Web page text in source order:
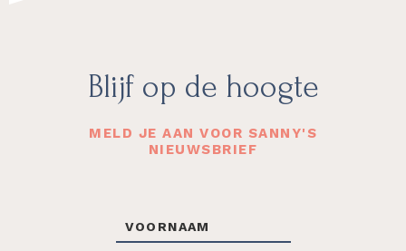
FooterBlijf op de hoogte
MELD JE AAN VOOR SANNY'S
NIEUWSBRIEF